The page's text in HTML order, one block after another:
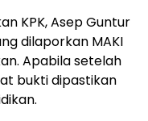
KPK, Asep Guntur
dilaporkan MAKI
Apabila setelah
bukti dipastikan